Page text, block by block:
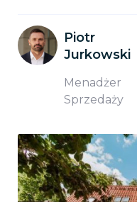
Piotr
Jurkowski
Menadżer
Sprzedaży